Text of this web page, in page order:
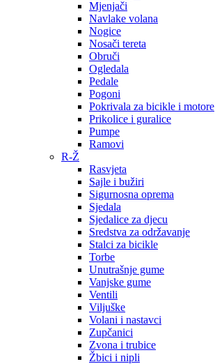
Mjenjači
Navlake volana
Nogice
Nosači tereta
Obruči
Ogledala
Pedale
Pogoni
Pokrivala za bicikle i motore
Prikolice i guralice
Pumpe
Ramovi
R-Ž
Rasvjeta
Sajle i bužiri
Sigurnosna oprema
Sjedala
Sjedalice za djecu
Sredstva za održavanje
Stalci za bicikle
Torbe
Unutrašnje gume
Vanjske gume
Ventili
Viljuške
Volani i nastavci
Zupčanici
Zvona i trubice
Žbici i nipli